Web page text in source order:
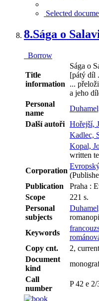
Selected
8.Sága o
Borrow
Title
information
Sága o
[pátý díl
...
a jeho
Personal
name
Další autoři Hořejší,
Kadlec,
Kopal,
written
Corporation
Publication
Praha :
Scope
221 s.
Personal
subjects
Keywords
Copy cnt.
2,
Document
kind
Call
number
P 42 e